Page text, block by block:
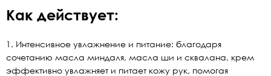
Как действует:
1. Интенсивное увлажнение и питание: благодаря
сочетанию масла миндаля, масла ши и сквалана, крем
эффективно увлажняет и питает кожу рук, помогая